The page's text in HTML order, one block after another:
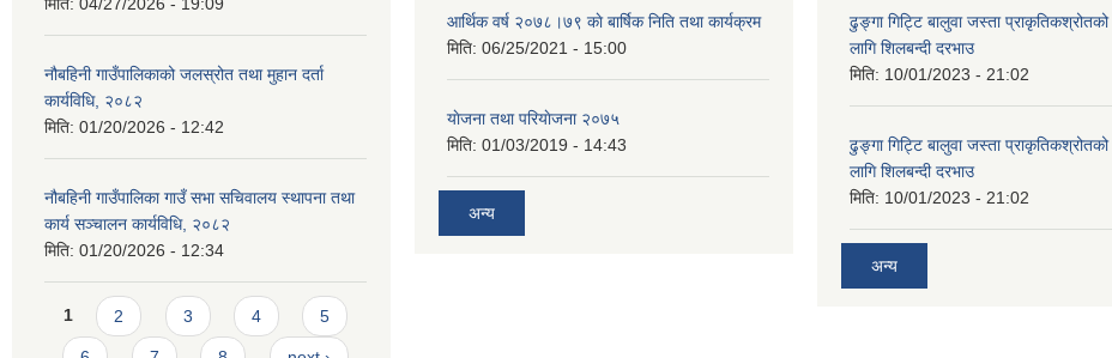
नौबहिनी गाउँपालिकाको जलस्रोत तथा मुहान दर्ता
कार्यविधि, २०८२
मिति: 01/20/2026 - 12:42
नौबहिनी गाउँपालिका गाउँ सभा सचिवालय स्थापना तथा
कार्य सञ्चालन कार्यविधि, २०८२
मिति: 01/20/2026 - 12:34
Pages
1 2 3 4 5
आर्थिक वर्ष २०७८।७९ काे बार्षिक निति तथा कार्यक्रम
मिति: 06/25/2021 - 15:00
याेजना तथा परियाेजना २०७५
मिति: 01/03/2019 - 14:43
अन्य
ढुङ्गा गिट्टि बालुवा जस्ता प्राकृतिकश्रोतको
लागि शिलबन्दी दरभाउ
मिति: 10/01/2023 - 21:02
ढुङ्गा गिट्टि बालुवा जस्ता प्राकृतिकश्रोतको
लागि शिलबन्दी दरभाउ
मिति: 10/01/2023 - 21:02
अन्य